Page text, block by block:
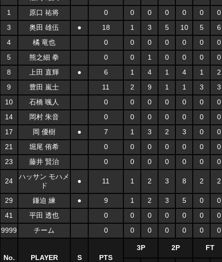
1
原口 祐将 0 0 0 0 0 0
0
3
奥田 雄伍 ● 18 1 3 5 10 5
6
4
橘 竜也 0 0 0 0 0 0
0
5
熊之細 拳 0 0 1 0 0 0
0
8
上田 直輝 ● 6 1 4 1 4 1
2
9
豊田 嵐士 11 2 9 1 1 3
3
10
石橋 颯人 0 0 0 0 0 0
0
14
岡村 朱音 0 0 0 0 0 0
0
17
岡 優樹 ● 7 1 3 2 3 0
0
21
堀尾 侑希 0 0 0 0 0 0
0
23
藤井 賢治 0 0 0 0 0 0 0
24
ハッサン モハメ
ド
● 11 1 2 3 8 2 2
29 鎌迫 練 ● 9 1 2 3 5 0
0
41
平田 透也 0 0 0 0 0 0
0
9999
チーム 0 0 0 0 0 0 0
No. PLAYER S PTS
3P 2P FT